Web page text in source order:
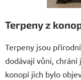
Terpeny z
Terpeny jsou
dodávají vůni,
konopí jich bylo